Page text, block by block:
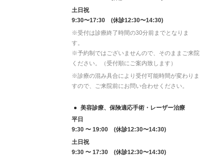
土日祝
9:30〜17:30 (休診12:30〜14:30)
※受付は診療終了時間の30分前までとなりま
す。
※予約制ではございませんので、そのままご来院
ください。（受付順にご案内致します）
※診療の混み具合により受付可能時間が変わりま
すので、ご来院前にお問い合わせください。
美容診療、保険適応手術・レーザー治療
平日
9:30 〜 19:00 (休診12:30〜14:30)
土日祝
9:30 〜 17:30 (休診12:30〜14:30)